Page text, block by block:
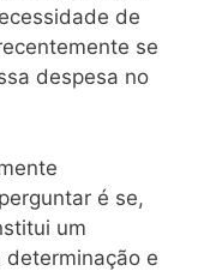
de
se
despesa no
é se,
um
determinação e